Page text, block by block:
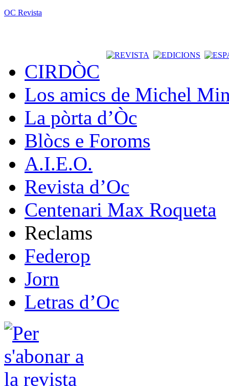
OC Revista
CIRDÒC
Los amics de Michel
La pòrta d’Òc
Blòcs e Foroms
A.I.E.O.
Revista d’Oc
Centenari Max Roqueta
Reclams
Federop
Jorn
Letras d’Oc